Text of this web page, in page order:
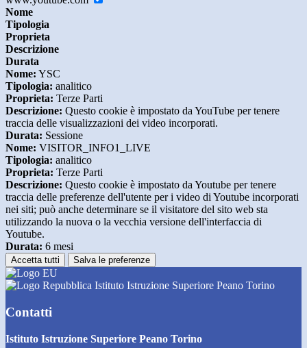
Nome
Tipologia
Proprieta
Descrizione
Durata
Nome: YSC
Tipologia: analitico
Proprieta: Terze Parti
Descrizione: Questo cookie è impostato da YouTube per tenere
traccia delle visualizzazioni dei video incorporati.
Durata: Sessione
Nome: VISITOR_INFO1_LIVE
Tipologia: analitico
Proprieta: Terze Parti
Descrizione: Questo cookie è impostato da Youtube per tenere
traccia delle preferenze dell'utente per i video di Youtube incorporati
nei siti; può anche determinare se il visitatore del sito web sta
utilizzando la nuova o la vecchia versione dell'interfaccia di
Youtube.
Durata: 6 mesi
Accetta tutti Salva le preferenze
Istituto Istruzione Superiore Peano Torino
Contatti
Istituto Istruzione Superiore Peano Torino